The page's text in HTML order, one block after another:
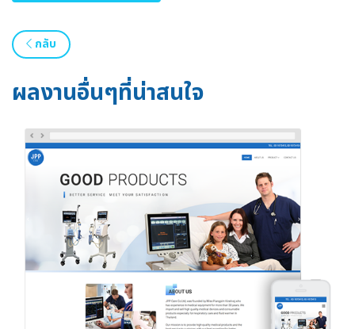
กลับ
ผลงานอื่นๆที่น่าสนใจ